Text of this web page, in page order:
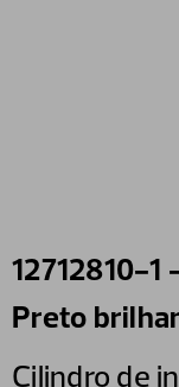
12712810-
Preto
Cilindro de